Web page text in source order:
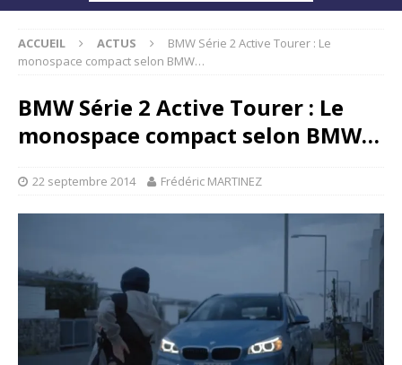
ACCUEIL ACTUS
BMW Série 2 Active Tourer : Le
monospace compact selon BMW…
BMW Série 2 Active Tourer : Le
monospace compact selon BMW…
22 septembre 2014 Frédéric MARTINEZ